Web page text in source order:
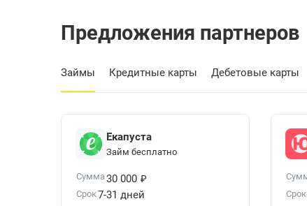
Предложения партнеров
Займы Кредитные карты Дебетовые карты
Екапуста
Займ бесплатно
Сумма30 000 ₽
Срок7-31 дней Срок